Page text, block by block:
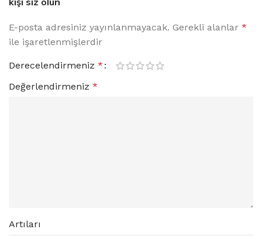
E-posta adresiniz yayınlanmayacak. Gerekli alanlar *
ile işaretlenmişlerdir
Derecelendirmeniz *
Değerlendirmeniz *
Artıları
Alternative: